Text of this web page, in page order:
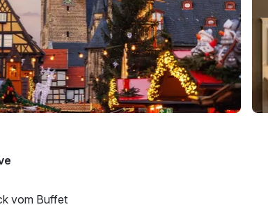
vom Buffet